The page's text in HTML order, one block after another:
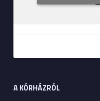
A KÓRHÁZRÓL